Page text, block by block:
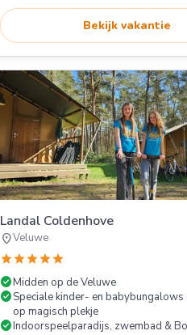
Bekijk vakantie
Landal Coldenhove
location_onVeluwe
starstarstarstarstar
check_circleMidden op de Veluwe
check_circleSpeciale kinder- en babybungalows
op magisch plekje
check_circleIndoorspeelparadijs, zwembad &